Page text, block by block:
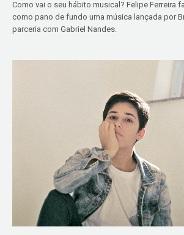
Como vai o seu hábito musical? Felipe Ferreira
como pano de fundo uma música lançada por
parceria com Gabriel Nandes.